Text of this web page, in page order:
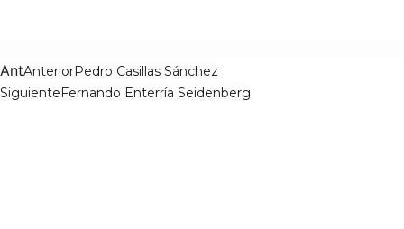
AntAnteriorPedro Casillas Sánchez
SiguienteFernando Enterría Seidenberg